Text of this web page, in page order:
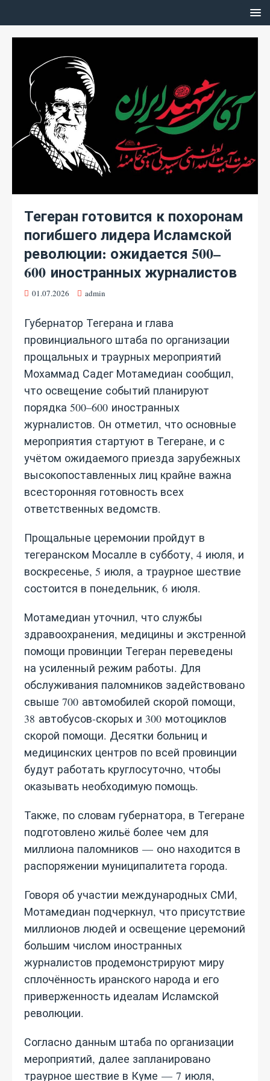
Тегеран готовится к похоронам
погибшего лидера Исламской
революции: ожидается 500–
600 иностранных журналистов
01.07.2026 admin
Губернатор Тегерана и глава
провинциального штаба по организации
прощальных и траурных мероприятий
Мохаммад Садег Мотамедиан сообщил,
что освещение событий планируют
порядка 500–600 иностранных
журналистов. Он отметил, что основные
мероприятия стартуют в Тегеране, и с
учётом ожидаемого приезда зарубежных
высокопоставленных лиц крайне важна
всесторонняя готовность всех
ответственных ведомств.
Прощальные церемонии пройдут в
тегеранском Мосалле в субботу, 4 июля, и
воскресенье, 5 июля, а траурное шествие
состоится в понедельник, 6 июля.
Мотамедиан уточнил, что службы
здравоохранения, медицины и экстренной
помощи провинции Тегеран переведены
на усиленный режим работы. Для
обслуживания паломников задействовано
свыше 700 автомобилей скорой помощи,
38 автобусов‑скорых и 300 мотоциклов
скорой помощи. Десятки больниц и
медицинских центров по всей провинции
будут работать круглосуточно, чтобы
оказывать необходимую помощь.
Также, по словам губернатора, в Тегеране
подготовлено жильё более чем для
миллиона паломников — оно находится в
распоряжении муниципалитета города.
Говоря об участии международных СМИ,
Мотамедиан подчеркнул, что присутствие
миллионов людей и освещение церемоний
большим числом иностранных
журналистов продемонстрируют миру
сплочённость иранского народа и его
приверженность идеалам Исламской
революции.
Согласно данным штаба по организации
мероприятий, далее запланировано
траурное шествие в Куме — 7 июля,